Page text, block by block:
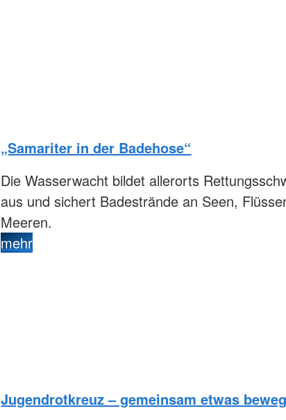
„Samariter in der Badehose“
Die Wasserwacht bildet allerorts
aus und sichert Badestrände an Seen,
Meeren.
mehr
Jugendrotkreuz – gemeinsam etwas